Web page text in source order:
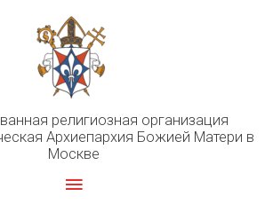
религиозная организация
Архиепархия Божией Матери в
Москве
Главное